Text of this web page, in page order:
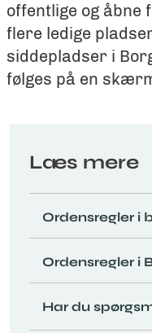
offentlige og åbne
flere ledige
siddepladser i
følges på en
Læs mere
Ordensregler i
Ordensregler i
Har du